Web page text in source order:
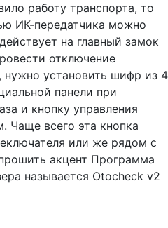
работу транспорта, то
ИК-передатчика можно
на главный замок
отключение
нужно установить шифр из 4
панели при
и кнопку управления
Чаще всего эта кнопка
или же рядом с
акцент Программа
называется Otocheck v2